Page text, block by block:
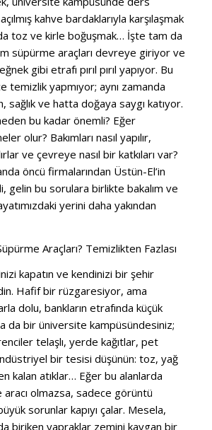
kahve bardaklarıyla karşılaşmak
toz ve kirle boğuşmak… İşte tam da
süpürme araçları devreye giriyor ve
gibi etrafı pırıl pırıl yapıyor. Bu
temizlik yapmıyor; aynı zamanda
sağlık ve hatta doğaya saygı katıyor.
bu kadar önemli? Eğer
olur? Bakımları nasıl yapılır,
ve çevreye nasıl bir katkıları var?
öncü firmalarından Üstün-El’in
gelin bu sorulara birlikte bakalım ve
yerini daha yakından
Araçları? Temizlikten Fazlası
kapatın ve kendinizi bir şehir
Hafif bir rüzgaresiyor, ama
dolu, bankların etrafında küçük
da bir üniversite kampüsündesiniz;
telaşlı, yerde kağıtlar, pet
bir tesisi düşünün: toz, yağ
kalan atıklar… Eğer bu alanlarda
aracı olmazsa, sadece görüntü
sorunlar kapıyı çalar. Mesela,
biriken yapraklar zemini kaygan bir